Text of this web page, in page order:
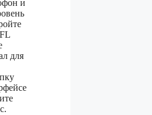
и
для